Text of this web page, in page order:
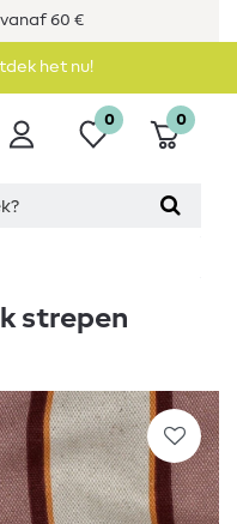
60 €
het nu!
0 0
strepen